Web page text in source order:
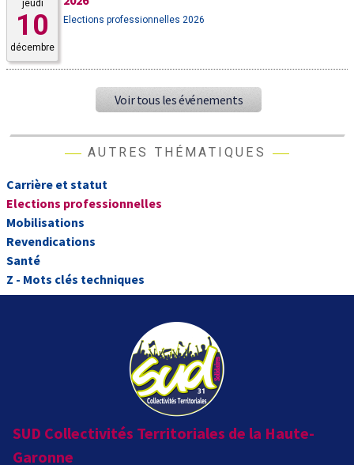
jeudi
10
décembre
Elections professionnelles 2026
Voir tous les événements
AUTRES THÉMATIQUES
Carrière et statut
Elections professionnelles
Mobilisations
Revendications
Santé
Z - Mots clés techniques
SUD Collectivités Territoriales de la Haute-
Garonne